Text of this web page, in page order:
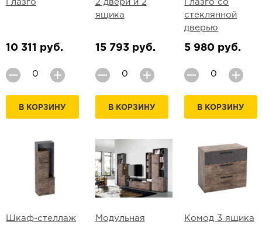
Глазго
10 311 руб.
В КОРЗИНУ
2 двери и 2
ящика
15 793 руб.
В КОРЗИНУ
Глазго со
стеклянной
дверью
5 980 руб.
В КОРЗИНУ
Шкаф-стеллаж
Модульная
Комод 3 ящика